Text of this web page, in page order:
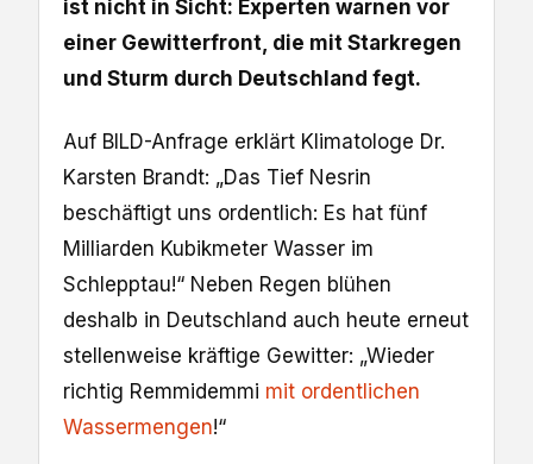
ist nicht in Sicht: Experten warnen vor
einer Gewitterfront, die mit Starkregen
und Sturm durch Deutschland fegt.
Auf BILD-Anfrage erklärt Klimatologe Dr.
Karsten Brandt: „Das Tief Nesrin
beschäftigt uns ordentlich: Es hat fünf
Milliarden Kubikmeter Wasser im
Schlepptau!“ Neben Regen blühen
deshalb in Deutschland auch heute erneut
stellenweise kräftige Gewitter: „Wieder
richtig Remmidemmi mit ordentlichen
Wassermengen!“